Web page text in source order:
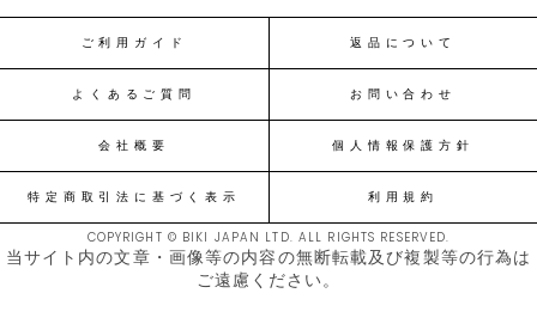
ご利用ガイド 返品について
よくあるご質問 お問い合わせ
会社概要 個人情報保護方針
特定商取引法に基づく表示 利用規約
COPYRIGHT © BIKI JAPAN LTD. ALL RIGHTS RESERVED.
当サイト内の文章・画像等の内容の無断転載及び複製等の行為は
ご遠慮ください。